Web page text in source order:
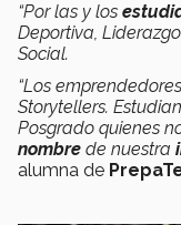
“Por las y los
Deportiva,
Social.
“Los
Storytellers.
Posgrado quienes
nombre de nuestra
alumna de